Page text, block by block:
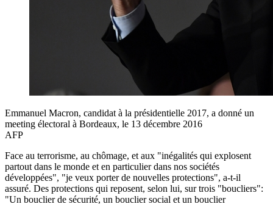
Emmanuel Macron, candidat à la présidentielle 2017, a donné un
meeting électoral à Bordeaux, le 13 décembre 2016
AFP
Face au terrorisme, au chômage, et aux "inégalités qui explosent
partout dans le monde et en particulier dans nos sociétés
développées", "je veux porter de nouvelles protections", a-t-il
assuré. Des protections qui reposent, selon lui, sur trois "boucliers":
"Un bouclier de sécurité, un bouclier social et un bouclier